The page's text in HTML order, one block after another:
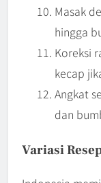
Masak
hingga
Koreksi
kecap
Angkat
dan
Variasi